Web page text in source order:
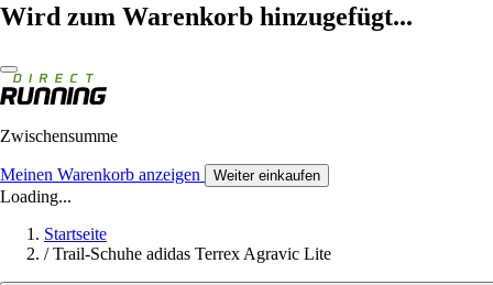
Wird zum Warenkorb hinzugefügt...
Zwischensumme
Meinen Warenkorb anzeigen Weiter einkaufen
Loading...
Startseite
/ Trail-Schuhe adidas Terrex Agravic Lite